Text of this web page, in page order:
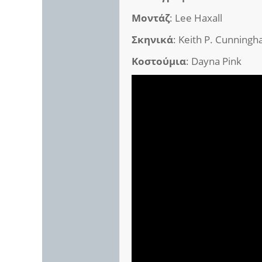
Μοντάζ: Lee Haxall
Σκηνικά: Keith P.
Κοστούμια: Dayna Pink